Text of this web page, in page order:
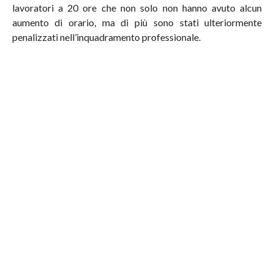
lavoratori a 20 ore che non solo non hanno avuto alcun
aumento di orario, ma di più sono stati ulteriormente
penalizzati nell’inquadramento professionale.